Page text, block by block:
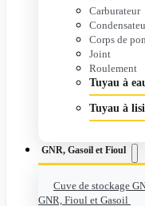
Carburateur
Corps de
Joint
Roulement
Tuyau à
Tuyau à
GNR, Gasoil et Fioul
Cuve de stockage
GNR, Fioul et Gasoil